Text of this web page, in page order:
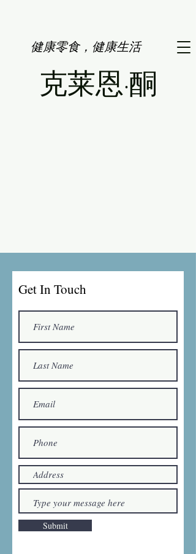
健康零食，健康生活
克莱恩·酮
Get In Touch
Submit